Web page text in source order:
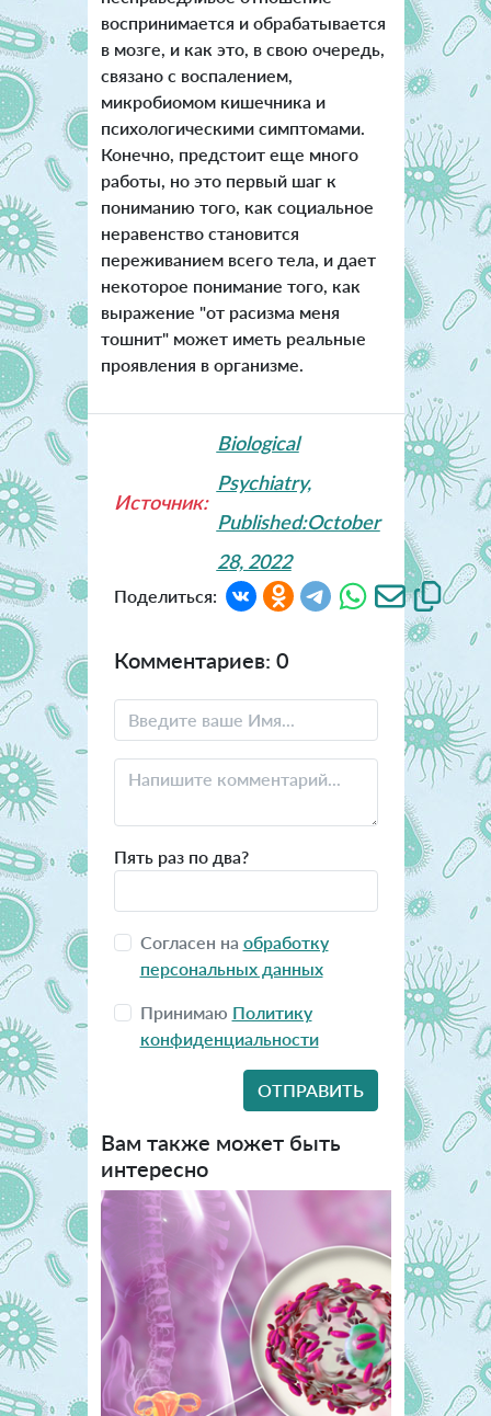
воспринимается и обрабатывается
в мозге, и как это, в свою очередь,
связано с воспалением,
микробиомом кишечника и
психологическими симптомами.
Конечно, предстоит еще много
работы, но это первый шаг к
пониманию того, как социальное
неравенство становится
переживанием всего тела, и дает
некоторое понимание того, как
выражение "от расизма меня
тошнит" может иметь реальные
проявления в организме.
Источник:
Biological
Psychiatry,
Published:October
28, 2022
Поделиться:
Комментариев: 0
Пять раз по два?
Согласен на обработку
персональных данных
Принимаю Политику
конфиденциальности
Вам также может быть
интересно